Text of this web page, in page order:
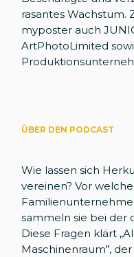
rasantes
myposter auch
ArtPhotoLimited
ÜBER DEN PODCAST
Wie lassen sich
vereinen? Vor
sammeln sie bei der
Diese Fragen klärt
Maschinenraum”,